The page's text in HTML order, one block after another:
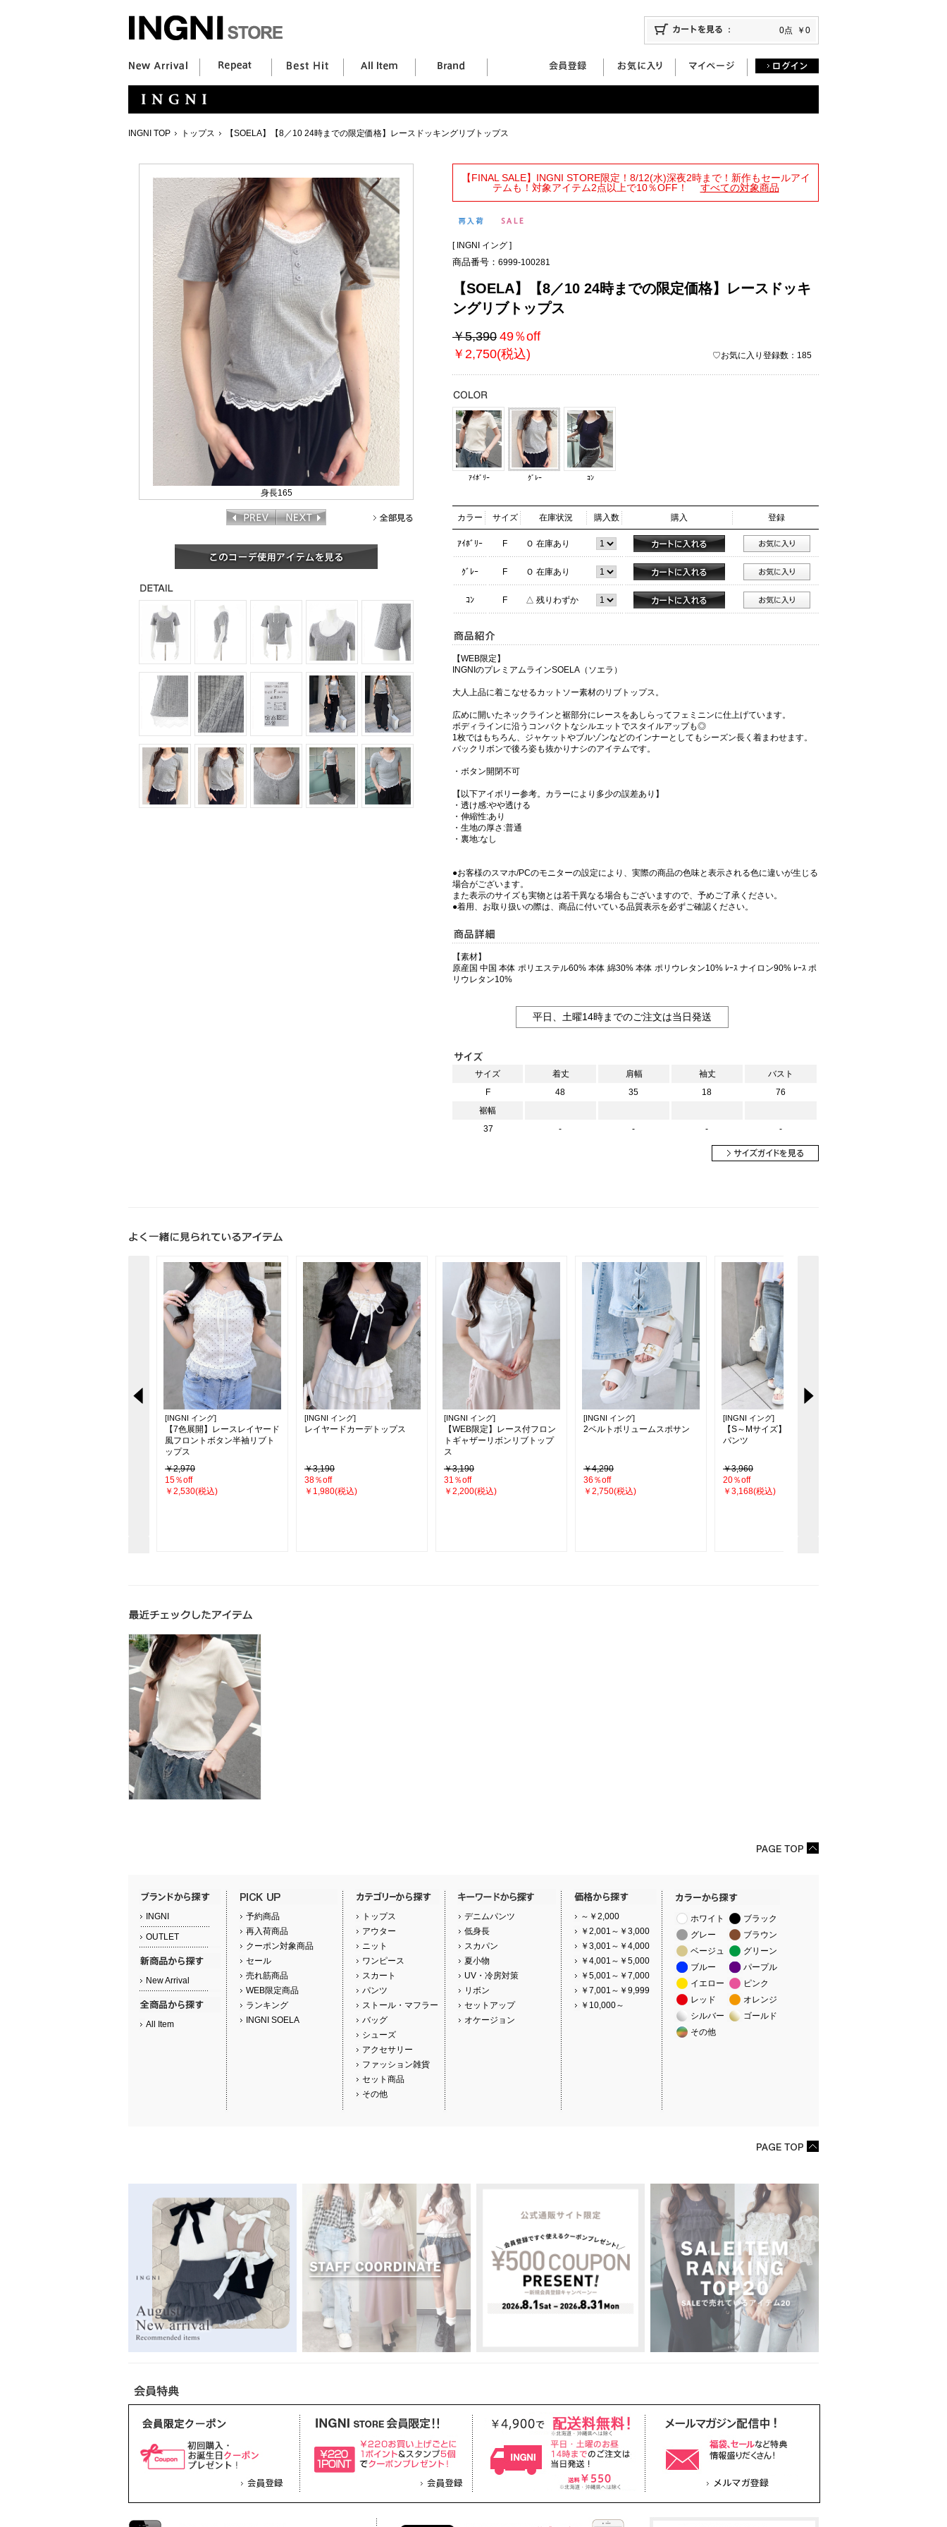
0点 ￥0
INGNI TOP トップス 【SOELA】【8／10 24時までの限定価格】レースドッキングリブトップス
身長165
【FINAL SALE】INGNI STORE限定！8/12(水)深夜2時まで！新作もセールアイ
テムも！対象アイテム2点以上で10％OFF！
すべての対象商品
[ INGNI イング ]
商品番号： 6999-100281
【SOELA】【8／10 24時までの限定価格】レースドッキ
ングリブトップス
￥5,390 49％off
￥2,750(税込)
♡お気に入り登録数：185
ｱｲﾎﾞﾘｰ ｸﾞﾚｰ ｺﾝ
カラー サイズ 在庫状況 購入数 購入 登録
ｱｲﾎﾞﾘｰ F Ｏ 在庫あり
ｸﾞﾚｰ F Ｏ 在庫あり
ｺﾝ F △ 残りわずか
【WEB限定】
INGNIのプレミアムラインSOELA（ソエラ）
大人上品に着こなせるカットソー素材のリブトップス。
広めに開いたネックラインと裾部分にレースをあしらってフェミニンに仕上げています。
ボディラインに沿うコンパクトなシルエットでスタイルアップも◎
1枚ではもちろん、ジャケットやブルゾンなどのインナーとしてもシーズン長く着まわせます。
バックリボンで後ろ姿も抜かりナシのアイテムです。
・ボタン開閉不可
【以下アイボリー参考。カラーにより多少の誤差あり】
・透け感:やや透ける
・伸縮性:あり
・生地の厚さ:普通
・裏地:なし
●お客様のスマホ/PCのモニターの設定により、実際の商品の色味と表示される色に違いが生じる
場合がございます。
また表示のサイズも実物とは若干異なる場合もございますので、予めご了承ください。
●着用、お取り扱いの際は、商品に付いている品質表示を必ずご確認ください。
【素材】
原産国 中国 本体 ポリエステル60% 本体 綿30% 本体 ポリウレタン10% ﾚｰｽ ナイロン90% ﾚｰｽ ポ
リウレタン10%
平日、土曜14時までのご注文は当日発送
サイズ 着丈 肩幅 袖丈
バスト
F
48 35 18
76
裾幅
37
- - - -
[INGNI イング]
【7色展開】レースレイヤード
風フロントボタン半袖リブト
ップス
￥2,970
15％off
￥2,530(税込)
[INGNI イング]
レイヤードカーデトップス
￥3,190
38％off
￥1,980(税込)
[INGNI イング]
【WEB限定】レース付フロン
トギャザーリボンリブトップ
ス
￥3,190
31％off
￥2,200(税込)
[INGNI イング]
2ベルトボリュームスポサン
￥4,290
36％off
￥2,750(税込)
[INGNI イング]
【S～Mサイズ】フレアデニム
パンツ
￥3,960
20％off
￥3,168(税込)
INGNI
OUTLET
New Arrival
All Item
予約商品
再入荷商品
クーポン対象商品
セール
売れ筋商品
WEB限定商品
ランキング
INGNI SOELA
トップス
アウター
ニット
ワンピース
スカート
パンツ
ストール・マフラー
バッグ
シューズ
アクセサリー
ファッション雑貨
セット商品
その他
デニムパンツ
低身長
スカパン
夏小物
UV・冷房対策
リボン
セットアップ
オケージョン
～￥2,000
￥2,001～￥3,000
￥3,001～￥4,000
￥4,001～￥5,000
￥5,001～￥7,000
￥7,001～￥9,999
￥10,000～
ホワイト
ブラック
グレー
ブラウン
ベージュ
グリーン
ブルー
パープル
イエロー
ピンク
レッド
オレンジ
シルバー
ゴールド
その他